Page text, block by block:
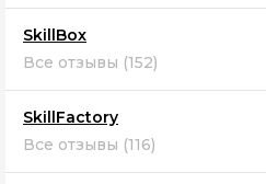
SkillBox
Все отзывы (152)
SkillFactory
Все отзывы (116)